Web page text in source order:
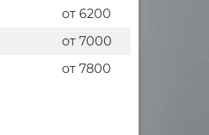
от 6200
от 7000
от 7800